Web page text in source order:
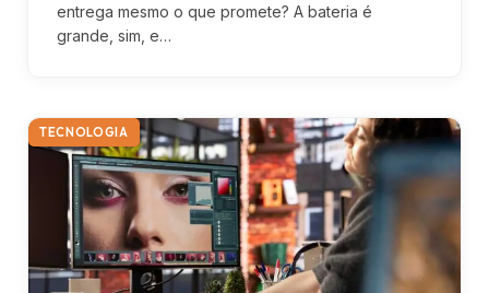
entrega mesmo o que promete? A bateria é
grande, sim, e…
TECNOLOGIA